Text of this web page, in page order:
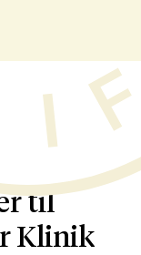
til
Klinik